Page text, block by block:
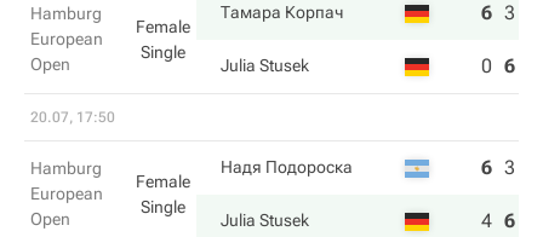
Hamburg
European
Open
Female
Single
Тамара Корпач 6 3
Julia Stusek 0 6
20.07, 17:50
Hamburg
European
Open
Female
Single
Надя Подороска 6 3
Julia Stusek 4 6